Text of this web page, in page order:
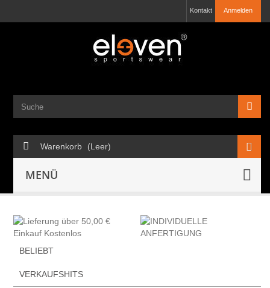
Anmelden
Kontakt
Warenkorb (Leer)
MENÜ
BELIEBT
VERKAUFSHITS